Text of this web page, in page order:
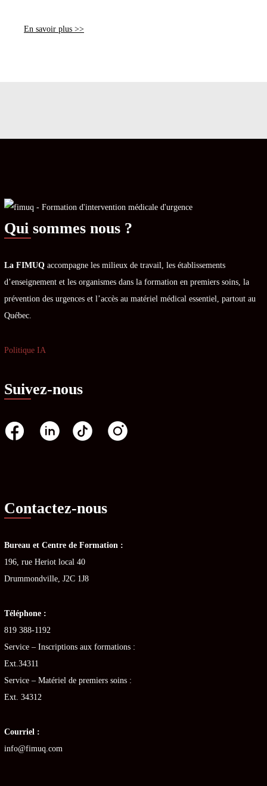
En savoir plus >>
Qui sommes nous ?
La FIMUQ accompagne les milieux de travail, les établissements
d’enseignement et les organismes dans la formation en premiers soins, la
prévention des urgences et l’accès au matériel médical essentiel, partout au
Québec.
Politique IA
Suivez-nous
Contactez-nous
Bureau et Centre de Formation :
196, rue Heriot local 40
Drummondville, J2C 1J8
Téléphone :
819 388-1192
Service – Inscriptions aux formations :
Ext.34311
Service – Matériel de premiers soins :
Ext. 34312
Courriel :
info@fimuq.com